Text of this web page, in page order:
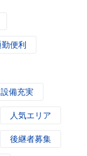
便利
備充実
人気エリア
後継者募集